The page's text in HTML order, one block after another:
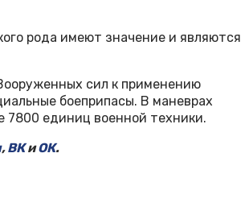
рода имеют значение и являются
сил к применению
боеприпасы. В маневрах
7800 единиц военной техники.
,ВКиОК.